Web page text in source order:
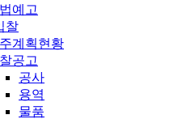
예고
찰
계획현황
공고
공사
용역
물품